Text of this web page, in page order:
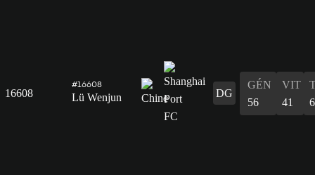
16608
#16608
Lü Wenjun DG
GÉN
56
VIT
41